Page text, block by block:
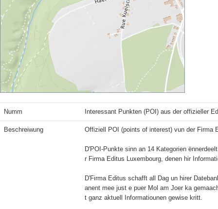
Numm Interessant Punkten (POI) aus der offizieller
Beschreiwung Offiziell POI (points of interest) vun der Firma
D'POI-Punkte sinn an 14 Kategorien
r Firma Editus Luxembourg, denen hir
D'Firma Editus schafft all Dag un hirer
anent mee just e puer Mol am Joer ka
t ganz aktuell Informatiounen gewise kritt.